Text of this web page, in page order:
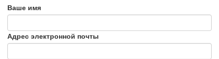
Ваше имя
Адрес электронной почты